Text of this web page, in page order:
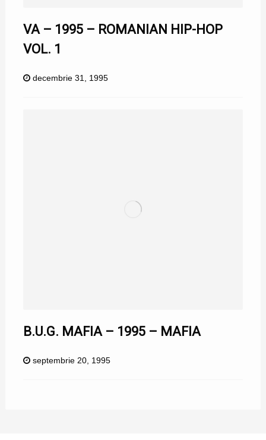
VA – 1995 – ROMANIAN HIP-HOP
VOL. 1
decembrie 31, 1995
B.U.G. MAFIA – 1995 – MAFIA
septembrie 20, 1995